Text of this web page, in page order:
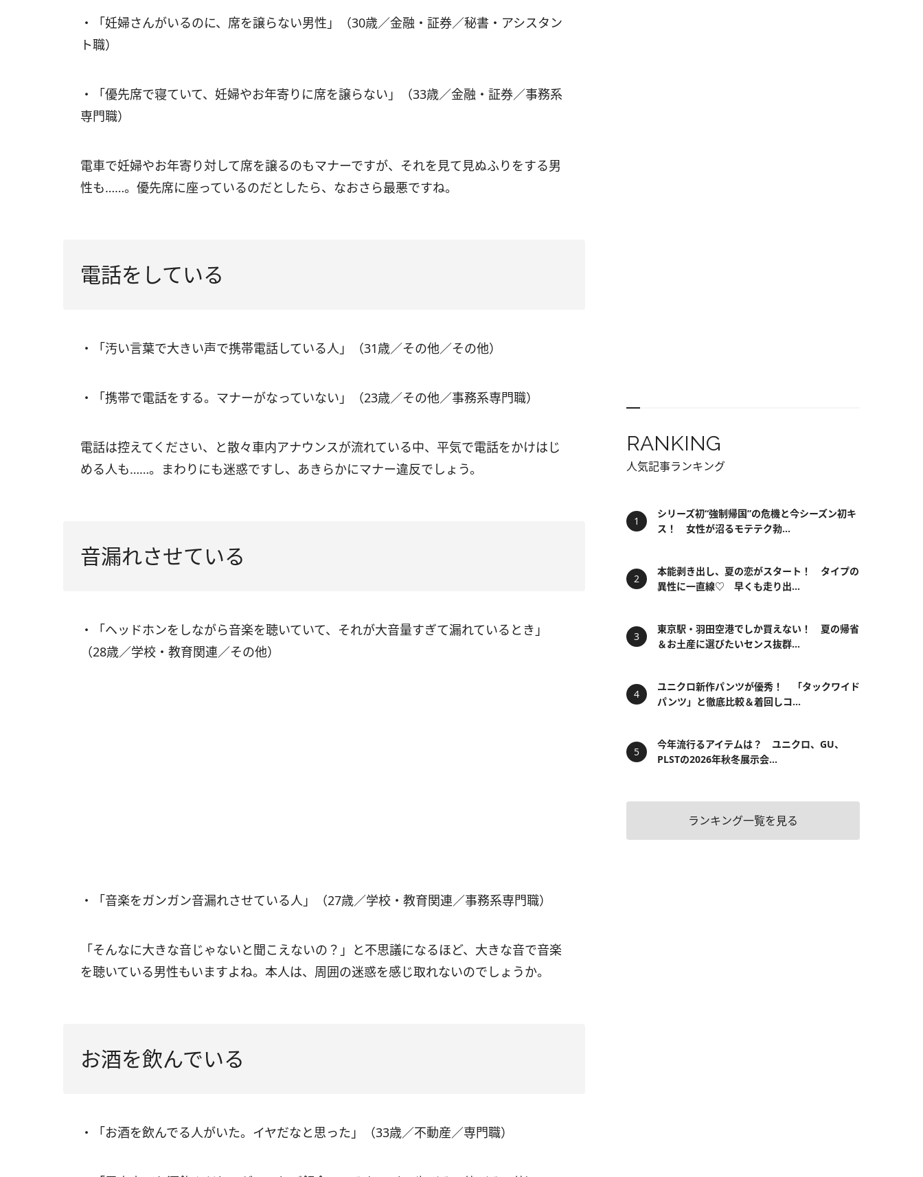
・「妊婦さんがいるのに、席を譲らない男性」（30歳／金融・証券／秘書・アシスタン
ト職）
・「優先席で寝ていて、妊婦やお年寄りに席を譲らない」（33歳／金融・証券／事務系
専門職）
電車で妊婦やお年寄り対して席を譲るのもマナーですが、それを見て見ぬふりをする男
性も……。優先席に座っているのだとしたら、なおさら最悪ですね。
電話をしている
・「汚い言葉で大きい声で携帯電話している人」（31歳／その他／その他）
・「携帯で電話をする。マナーがなっていない」（23歳／その他／事務系専門職）
電話は控えてください、と散々車内アナウンスが流れている中、平気で電話をかけはじ
める人も……。まわりにも迷惑ですし、あきらかにマナー違反でしょう。
音漏れさせている
・「ヘッドホンをしながら音楽を聴いていて、それが大音量すぎて漏れているとき」
（28歳／学校・教育関連／その他）
・「音楽をガンガン音漏れさせている人」（27歳／学校・教育関連／事務系専門職）
「そんなに大きな音じゃないと聞こえないの？」と不思議になるほど、大きな音で音楽
を聴いている男性もいますよね。本人は、周囲の迷惑を感じ取れないのでしょうか。
お酒を飲んでいる
・「お酒を飲んでる人がいた。イヤだなと思った」（33歳／不動産／専門職）
RANKING
人気記事ランキング
シリーズ初“強制帰国”の危機と今シーズン初キ
ス！ 女性が沼るモテテク勃...
本能剥き出し、夏の恋がスタート！ タイプの
異性に一直線♡ 早くも走り出...
東京駅・羽田空港でしか買えない！ 夏の帰省
＆お土産に選びたいセンス抜群...
ユニクロ新作パンツが優秀！ 「タックワイド
パンツ」と徹底比較＆着回しコ...
今年流行るアイテムは？ ユニクロ、GU、
PLSTの2026年秋冬展示会...
ランキング一覧を見る